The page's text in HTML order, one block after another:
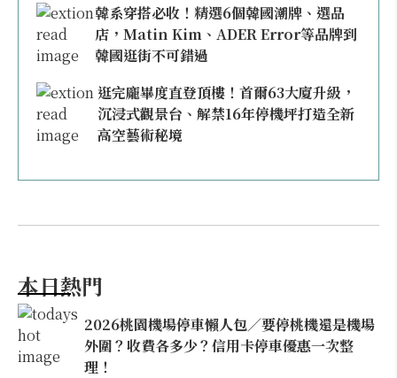
韓系穿搭必收！精選6個韓國潮牌、選品
店，Matin Kim、ADER Error等品牌到
韓國逛街不可錯過
逛完龐畢度直登頂樓！首爾63大廈升級，
沉浸式觀景台、解禁16年停機坪打造全新
高空藝術秘境
本日熱門
2026桃園機場停車懶人包／要停桃機還是機場
外圍？收費各多少？信用卡停車優惠一次整
理！